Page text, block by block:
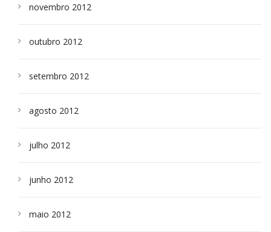
novembro 2012
outubro 2012
setembro 2012
agosto 2012
julho 2012
junho 2012
maio 2012